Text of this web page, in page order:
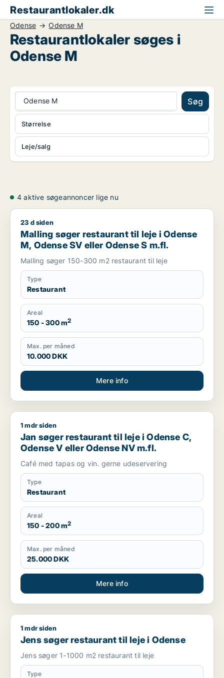
Restaurantlokaler.dk
Odense Odense M
Restaurantlokaler søges i
Odense M
Odense M Søg
Leje/salg
Størrelse
4 aktive søgeannoncer lige nu
Malling søger restaurant til leje i Odense M, Odense SV eller
23 d siden
Malling søger restaurant til leje i Odense
M, Odense SV eller Odense S m.fl.
Malling søger 150-300 m2 restaurant til leje
Type
Restaurant
Areal
150 - 300 m2
Max. per måned
10.000 DKK
Mere info
Jan søger restaurant til leje i Odense C, Odense V eller
1 mdr siden
Jan søger restaurant til leje i Odense C,
Odense V eller Odense NV m.fl.
Café med tapas og vin. gerne udeservering
Type
Restaurant
Areal
150 - 200 m2
Max. per måned
25.000 DKK
Mere info
Jens søger restaurant til leje i Odense
1 mdr siden
Jens søger restaurant til leje i Odense
Jens søger 1-1000 m2 restaurant til leje
Type